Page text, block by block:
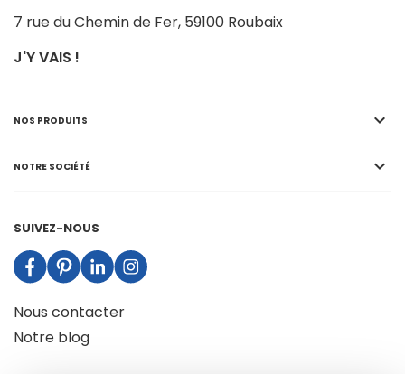
7 rue du Chemin de Fer, 59100 Roubaix
J'Y VAIS !
NOS PRODUITS 
NOTRE SOCIÉTÉ 
SUIVEZ-NOUS
Nous contacter
Notre blog